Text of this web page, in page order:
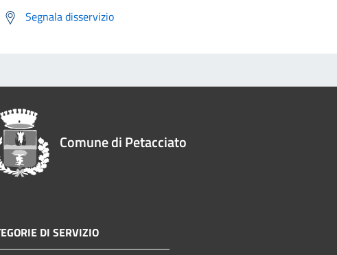
Segnala disservizio
Comune di Petacciato
DI SERVIZIO